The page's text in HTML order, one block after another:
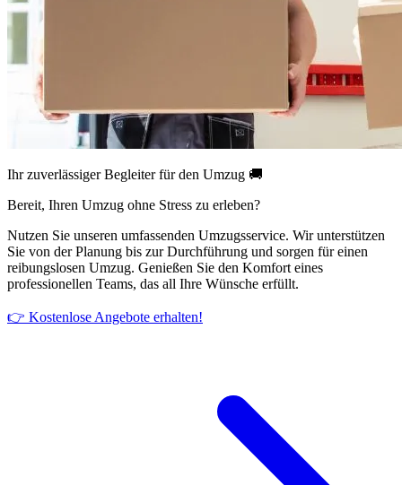
Ihr zuverlässiger Begleiter für den Umzug 🚚
Bereit, Ihren Umzug ohne Stress zu erleben?
Nutzen Sie unseren umfassenden Umzugsservice. Wir unterstützen
Sie von der Planung bis zur Durchführung und sorgen für einen
reibungslosen Umzug. Genießen Sie den Komfort eines
professionellen Teams, das all Ihre Wünsche erfüllt.
👉 Kostenlose Angebote erhalten!